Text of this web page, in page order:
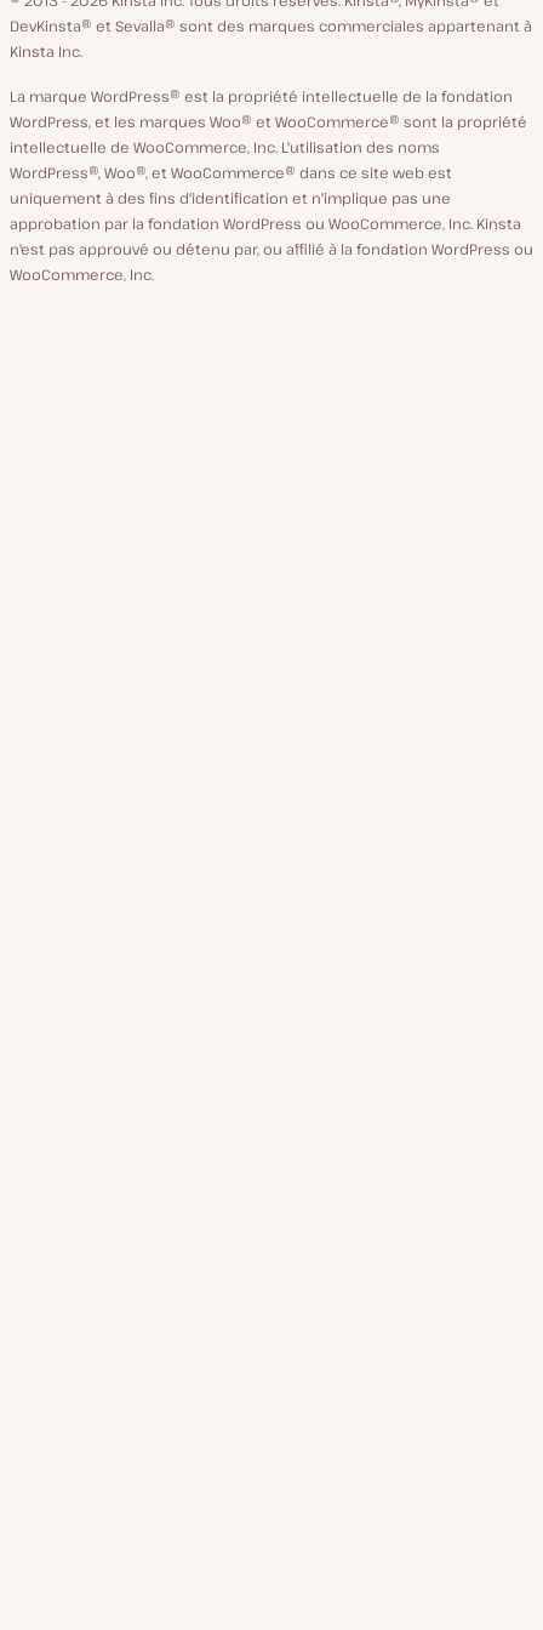
langue
DevKinsta® et Sevalla® sont des marques commerciales appartenant à
Kinsta Inc.
La marque WordPress® est la propriété intellectuelle de la fondation
WordPress, et les marques Woo® et WooCommerce® sont la propriété
intellectuelle de WooCommerce, Inc. L'utilisation des noms
WordPress®, Woo®, et WooCommerce® dans ce site web est
uniquement à des fins d'identification et n'implique pas une
approbation par la fondation WordPress ou WooCommerce, Inc. Kinsta
n'est pas approuvé ou détenu par, ou affilié à la fondation WordPress ou
WooCommerce, Inc.